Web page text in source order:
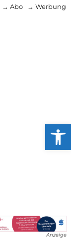
→ Abo → Werbung
Anzeige